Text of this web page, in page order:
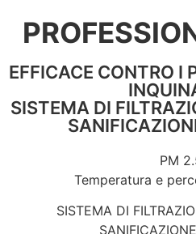
EFFICACE CONTRO I
SISTEMA DI
PM
Temperatura e
SISTEMA DI